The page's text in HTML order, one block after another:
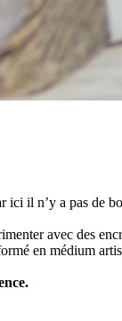
ici il n’y a pas de
avec des
en médium